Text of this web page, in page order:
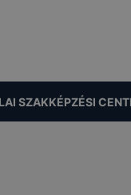
SZAKKÉPZÉSI
a honlap
személyes
együtt
kapcsolatos